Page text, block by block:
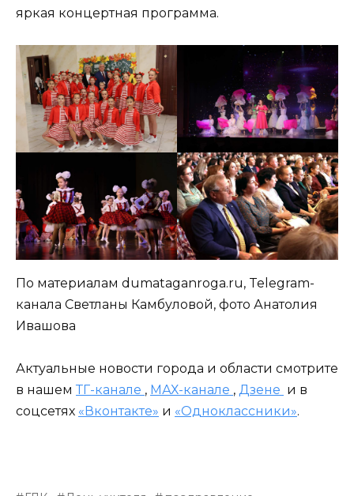
яркая концертная программа.
По материалам dumataganroga.ru, Telegram-
канала Светланы Камбуловой, фото Анатолия
Ивашова
Актуальные новости города и области смотрите
в нашем ТГ-канале , МАХ-канале , Дзене и в
соцсетях «Вконтакте» и «Одноклассники».